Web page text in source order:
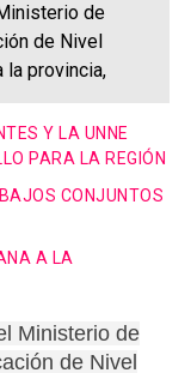
de
de Nivel
la provincia,
Y LA UNNE
PARA LA REGIÓN
CONJUNTOS
A LA
Ministerio de
de Nivel